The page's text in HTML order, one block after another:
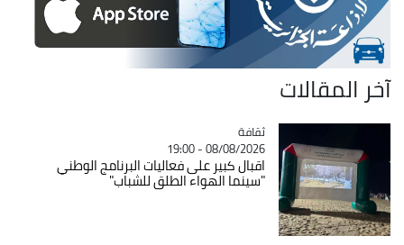
آخر المقالات
Catégorie
ثقافة
08/08/2026 - 19:00
اقبال كبير على فعاليات البرنامج الوطني
"سينما الهواء الطلق للشباب"